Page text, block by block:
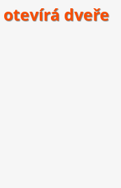
otevírá dveře